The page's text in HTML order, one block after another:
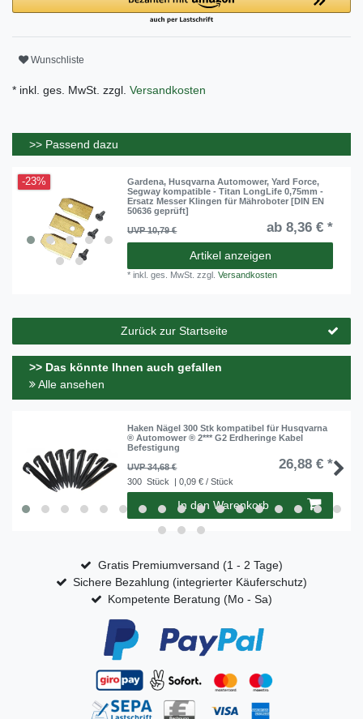
Wunschliste
* inkl. ges. MwSt. zzgl. Versandkosten
>> Passend dazu
-23%
Gardena, Husqvarna Automower, Yard Force,
Segway kompatible - Titan LongLife 0,75mm -
Ersatz Messer Klingen für Mähroboter [DIN EN
50636 geprüft]
UVP 10,79 €
ab 8,36 € *
Artikel anzeigen
*inkl. ges. MwSt. zzgl.Versandkosten
Zurück zur Startseite
>> Das könnte Ihnen auch gefallen
Alle ansehen
Haken Nägel 300 Stk kompatibel für Husqvarna
® Automower ® 2*** G2 Erdheringe Kabel
Befestigung
UVP 34,68 €
26,88 € *
300 Stück | 0,09 € / Stück
In den Warenkorb
Gratis Premiumversand (1 - 2 Tage)
Sichere Bezahlung (integrierter Käuferschutz)
Kompetente Beratung (Mo - Sa)